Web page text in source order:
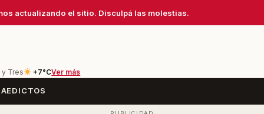
actualizando el sitio. Disculpá las molestias.
y Tres +7°CVer más
EDICTOS